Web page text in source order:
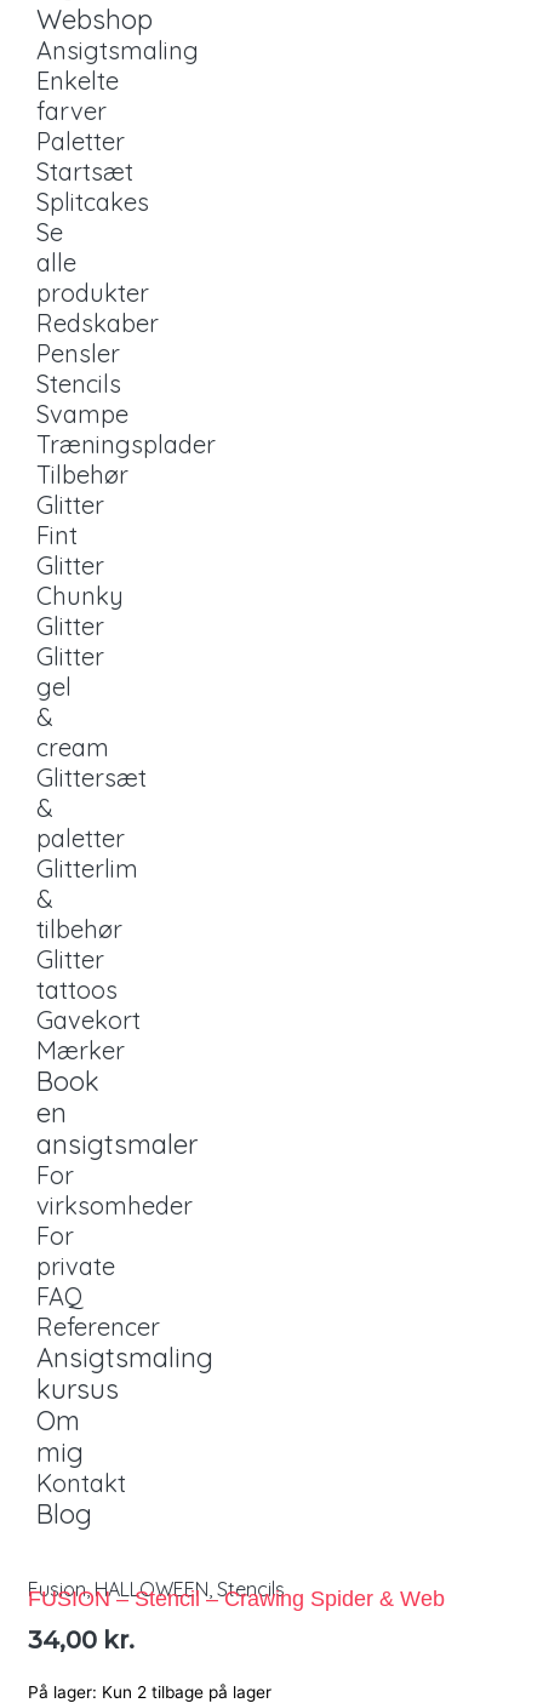
Webshop
Ansigtsmaling
Enkelte
farver
Paletter
Startsæt
Splitcakes
Se
alle
produkter
Redskaber
Pensler
Stencils
Svampe
Træningsplader
Tilbehør
Glitter
Fint
Glitter
Chunky
Glitter
Glitter
gel
&
cream
Glittersæt
&
paletter
Glitterlim
&
tilbehør
Glitter
tattoos
Gavekort
Mærker
Book
en
ansigtsmaler
For
virksomheder
For
private
FAQ
Referencer
Ansigtsmaling
kursus
Om
mig
Kontakt
Blog
Fusion,HALLOWEEN, Stencils
FUSION – Stencil – Crawing Spider & Web
34,00 kr.
På lager: Kun 2 tilbage på lager